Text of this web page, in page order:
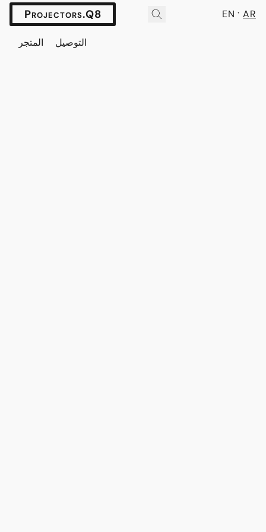
Projectors.Q8 EN AR
المتجر التوصيل